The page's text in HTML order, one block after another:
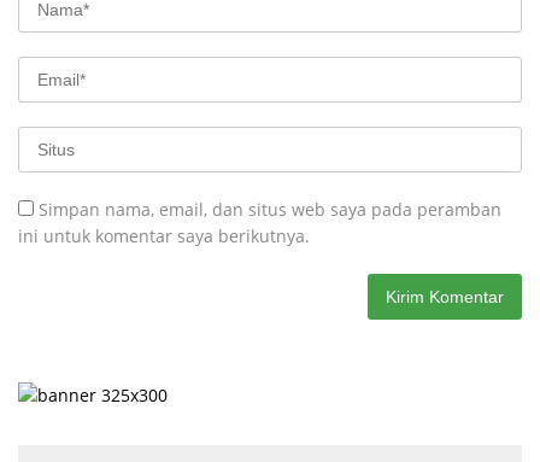
Simpan nama, email, dan situs web saya pada peramban
ini untuk komentar saya berikutnya.